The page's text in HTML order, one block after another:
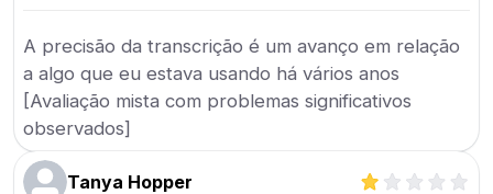
A precisão da transcrição é um avanço em relação
a algo que eu estava usando há vários anos
[Avaliação mista com problemas significativos
observados]
Tanya Hopper